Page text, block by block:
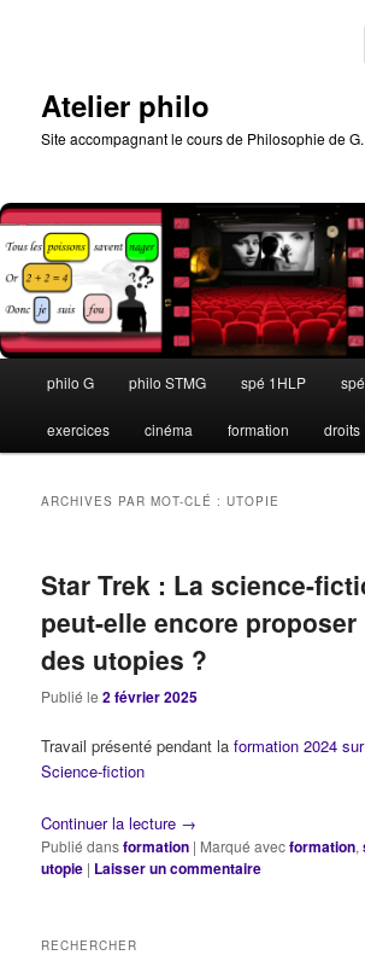
Atelier philo
Site accompagnant le cours de Philosophie de
principal
philo G philo STMG spé 1HLP
exercices cinéma formation droits
ARCHIVES PAR MOT-CLÉ :UTOPIE
Star Trek : La science-
peut-elle encore proposer
des utopies ?
Publié le2 février 2025
Travail présenté pendant laformation 2024
Science-fiction
Continuer la lecture →
Publié dansformation | Marqué avecformation,
utopie | Laisser un commentaire
RECHERCHER